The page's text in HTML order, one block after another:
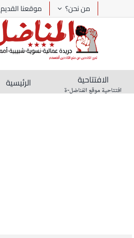
من نحن؟ موقعنا القديم
الافتتاحية
افتتاحية موقع المُناضل-ة
الرئيسية